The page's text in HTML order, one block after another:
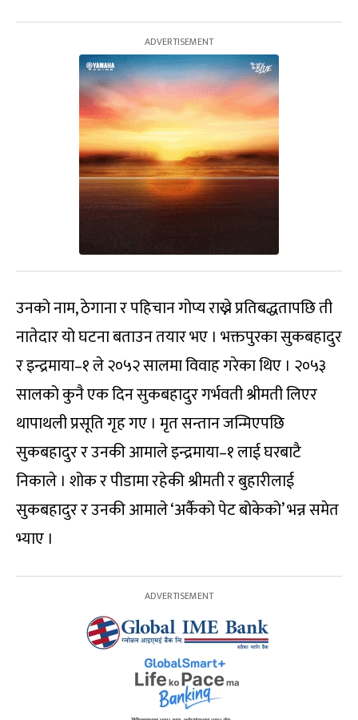
उनको नाम, ठेगाना र पहिचान गोप्य राख्ने प्रतिबद्धतापछि ती
नातेदार यो घटना बताउन तयार भए । भक्तपुरका सुकबहादुर
र इन्द्रमाया–१ ले २०५२ सालमा विवाह गरेका थिए । २०५३
सालको कुनै एक दिन सुकबहादुर गर्भवती श्रीमती लिएर
थापाथली प्रसूति गृह गए । मृत सन्तान जन्मिएपछि
सुकबहादुर र उनकी आमाले इन्द्रमाया–१ लाई घरबाटै
निकाले । शोक र पीडामा रहेकी श्रीमती र बुहारीलाई
सुकबहादुर र उनकी आमाले ‘अर्कैको पेट बोकेको’ भन्न समेत
भ्याए ।